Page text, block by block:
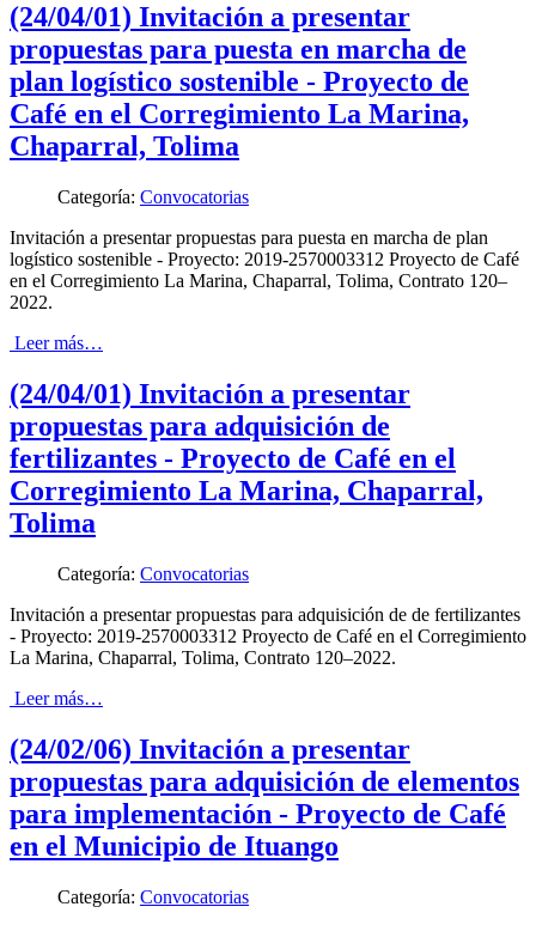
(24/04/01) Invitación a presentar
propuestas para puesta en marcha de
plan logístico sostenible - Proyecto de
Café en el Corregimiento La Marina,
Chaparral, Tolima
Categoría: Convocatorias
Invitación a presentar propuestas para puesta en marcha de plan
logístico sostenible - Proyecto: 2019-2570003312 Proyecto de Café
en el Corregimiento La Marina, Chaparral, Tolima, Contrato 120–
2022.
Leer más…
(24/04/01) Invitación a presentar
propuestas para adquisición de
fertilizantes - Proyecto de Café en el
Corregimiento La Marina, Chaparral,
Tolima
Categoría: Convocatorias
Invitación a presentar propuestas para adquisición de de fertilizantes
- Proyecto: 2019-2570003312 Proyecto de Café en el Corregimiento
La Marina, Chaparral, Tolima, Contrato 120–2022.
Leer más…
(24/02/06) Invitación a presentar
propuestas para adquisición de elementos
para implementación - Proyecto de Café
en el Municipio de Ituango
Categoría: Convocatorias